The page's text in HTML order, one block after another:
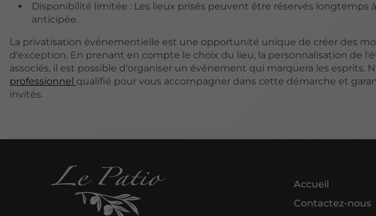
Disponibilité limitée : Les lieux prisés peuvent être réservés longtemps
anticipée.
La privatisation événementielle est une opportunité unique de créer des
d'exception. En prenant en compte le choix du lieu, la personnalisation de
associés, il est possible d'organiser un événement qui marquera les esprits.
professionnel qualifié pour vous accompagner dans cette démarche et
invités.
Accueil
Contactez-nous